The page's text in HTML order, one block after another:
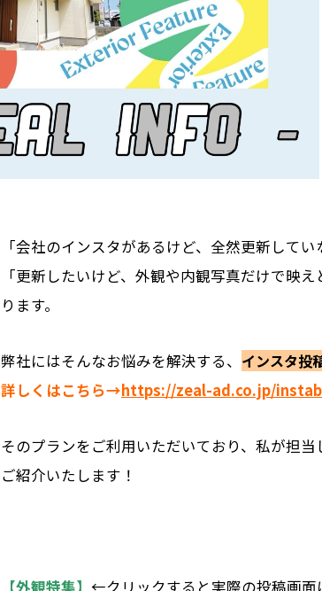
「会社のインスタがあるけど、全然更新してい
「更新したいけど、外観や内観写真だけで映
ります。
弊社にはそんなお悩みを解決する、 インスタ投
詳しくはこちら→https://zeal-ad.co.jp/
そのプランをご利用いただいており、私が担当
ご紹介いたします！